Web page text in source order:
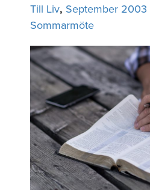
Till Liv, September 2003
Sommarmöte